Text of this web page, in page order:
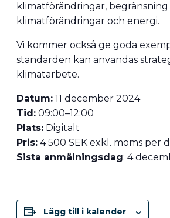
klimatförändringar, begränsning
klimatförändringar och energi.
Vi kommer också ge goda
standarden kan användas
klimatarbete.
Datum: 11 december 2024
Tid: 09:00–12:00
Plats: Digitalt
Pris: 4 500 SEK exkl. moms per
Sista anmälningsdag: 4
Lägg till i kalender